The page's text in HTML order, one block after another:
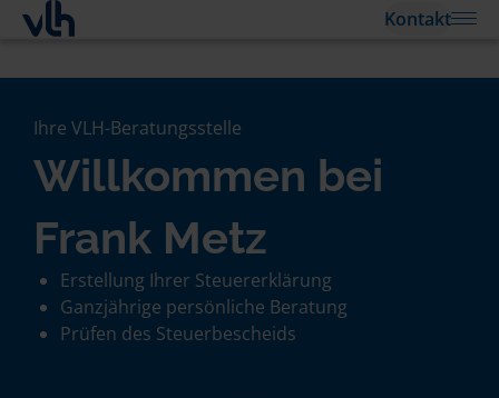
Kontakt
Ihre VLH-Beratungsstelle
Willkommen bei
Frank Metz
Erstellung Ihrer Steuererklärung
Ganzjährige persönliche Beratung
Prüfen des Steuerbescheids